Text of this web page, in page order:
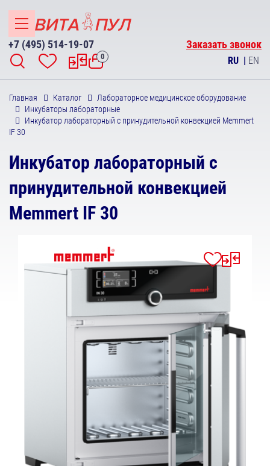
+7 (495) 514-19-07 Заказать звонок
0 RU | EN
Главная Каталог
Лабораторное медицинское оборудование
Инкубаторы лабораторные
Инкубатор лабораторный с принудительной конвекцией Memmert
IF 30
Инкубатор лабораторный с
принудительной конвекцией
Memmert IF 30